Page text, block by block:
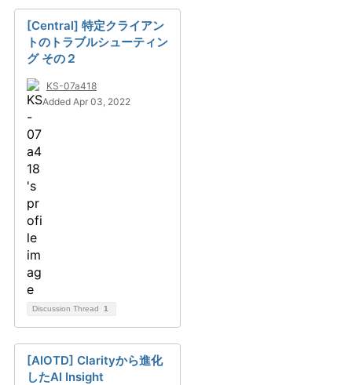
[Central] 特定クライアン
トのトラブルシューティン
グ その２
KS-07a418
Added Apr 03, 2022
Discussion Thread 1
[AIOTD] Clarityから進化
したAI Insight